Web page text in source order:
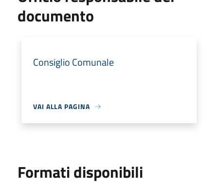
documento
Consiglio Comunale
VAI ALLA PAGINA
Formati disponibili